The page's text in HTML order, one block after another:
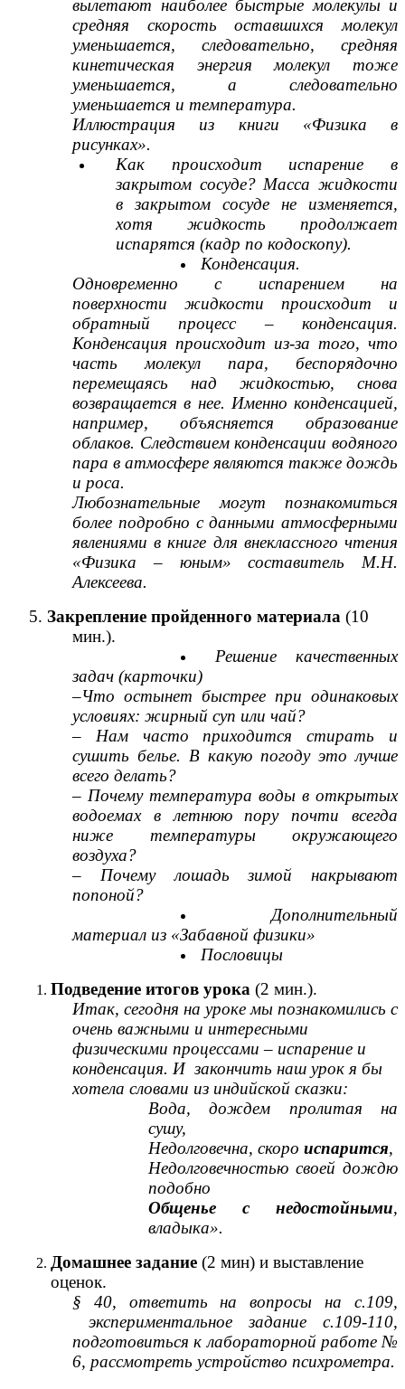
вылетают наиболее быстрые молекулы и
средняя скорость оставшихся молекул
уменьшается, следовательно, средняя
кинетическая энергия молекул тоже
уменьшается, а следовательно
уменьшается и температура.
Иллюстрация из книги «Физика в
рисунках».
Как происходит испарение в
закрытом сосуде? Масса жидкости
в закрытом сосуде не изменяется,
хотя жидкость продолжает
испарятся (кадр по кодоскопу).
Конденсация.
Одновременно с испарением на
поверхности жидкости происходит и
обратный процесс – конденсация.
Конденсация происходит из-за того, что
часть молекул пара, беспорядочно
перемещаясь над жидкостью, снова
возвращается в нее. Именно конденсацией,
например, объясняется образование
облаков. Следствием конденсации водяного
пара в атмосфере являются также дождь
и роса.
Любознательные могут познакомиться
более подробно с данными атмосферными
явлениями в книге для внеклассного чтения
«Физика – юным» составитель М.Н.
Алексеева.
5. Закрепление пройденного материала (10
мин.).
Решение качественных
задач (карточки)
–Что остынет быстрее при одинаковых
условиях: жирный суп или чай?
– Нам часто приходится стирать и
сушить белье. В какую погоду это лучше
всего делать?
– Почему температура воды в открытых
водоемах в летнюю пору почти всегда
ниже температуры окружающего
воздуха?
– Почему лошадь зимой накрывают
попоной?
Дополнительный
материал из «Забавной физики»
Пословицы
Подведение итогов урока (2 мин.).
Итак, сегодня на уроке мы познакомились с
очень важными и интересными
физическими процессами – испарение и
конденсация. И закончить наш урок я бы
хотела словами из индийской сказки:
Вода, дождем пролитая на
сушу,
Недолговечна, скоро испарится,
Недолговечностью своей дождю
подобно
Общенье с недостойными,
владыка».
Домашнее задание (2 мин) и выставление
оценок.
§ 40, ответить на вопросы на с.109,
экспериментальное задание с.109-110,
подготовиться к лабораторной работе №
6, рассмотреть устройство психрометра.